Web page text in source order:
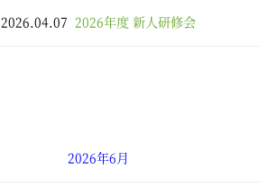
2026.04.07 2026年度 新人研修会
2026年6月